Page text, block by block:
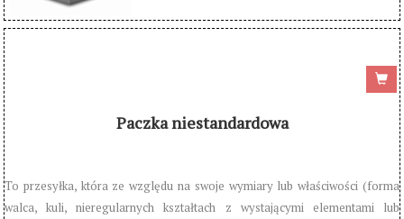
Paczka niestandardowa
To przesyłka, która ze względu na swoje wymiary lub właściwości (forma
walca, kuli, nieregularnych kształtach z wystającymi elementami lub